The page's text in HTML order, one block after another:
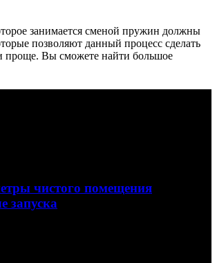
занимается сменой пружин должны
позволяют данный процесс сделать
проще. Вы сможете найти большое
чистого помещения
запуска